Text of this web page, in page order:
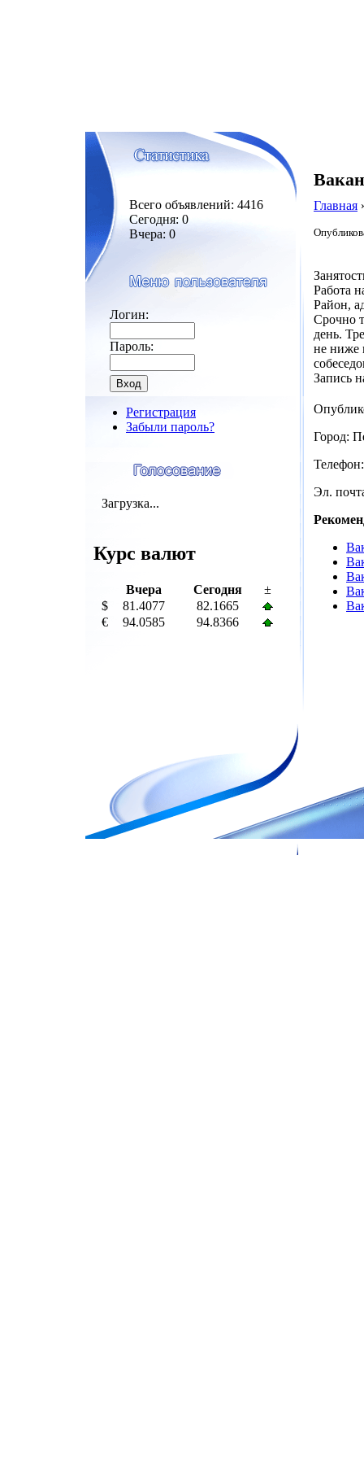
Всего объявлений: 4416
Сегодня: 0
Вчера: 0
Логин:
Пароль:
Регистрация
Забыли пароль?
Загрузка...
Курс валют
Вчера Сегодня
±
$
81.4077
82.1665
€
94.0585 94.8366
Главная
Работа
Район,
Срочно
день.
не ниже
Запись
Город:
Эл.